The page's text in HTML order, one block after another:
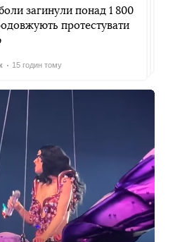
загинули понад 1 800
протестувати
15 годин тому